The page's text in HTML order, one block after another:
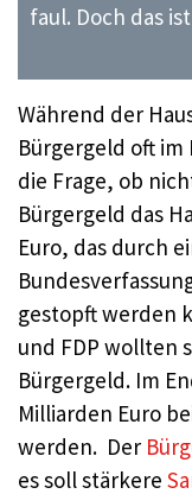
faul. Doch das
Während der
Bürgergeld oft im
die Frage, ob
Bürgergeld das
Euro, das durch
gestopft werden
und FDP wollten
Bürgergeld. Im
Milliarden Euro
werden. Der
es soll stärkere